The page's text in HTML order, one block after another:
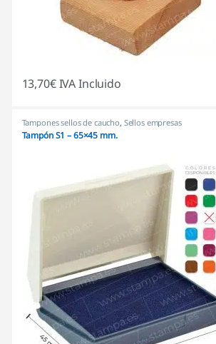
13,70€IVA Incluido
Tampones sellos de caucho, Sellos empresas
Tampón S1 – 65×45 mm.